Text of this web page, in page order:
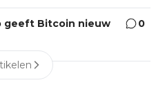
geeft Bitcoin nieuw
0